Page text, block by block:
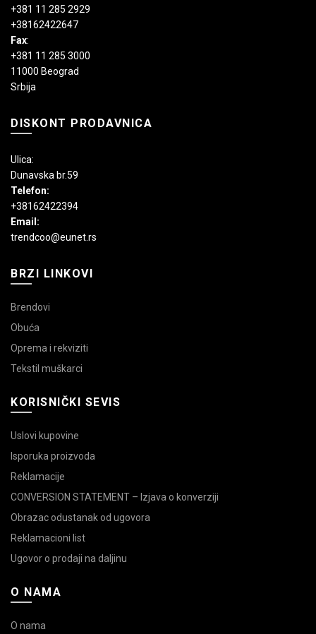
+381 11 285 2929
+38162422647
Fax:
+381 11 285 3000
11000 Beograd
Srbija
DISKONT PRODAVNICA
Ulica:
Dunavska br.59
Telefon:
+38162422394
Email:
trendcoo@eunet.rs
BRZI LINKOVI
Brendovi
Obuća
Oprema i rekviziti
Tekstil muškarci
KORISNIČKI SEVIS
Uslovi kupovine
Isporuka proizvoda
Reklamacije
CONVERSION STATEMENT – Izjava o konverziji
Obrazac odustanak od ugovora
Reklamacioni list
Ugovor o prodaji na daljinu
O NAMA
O nama